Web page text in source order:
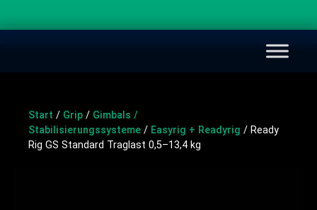
Start / Grip / Gimbals /
Stabilisierungssysteme / Easyrig + Readyrig / Ready
Rig GS Standard Traglast 0,5–13,4 kg